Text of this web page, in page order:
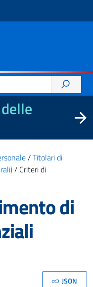
/Titolari di
/ Criteri di
di
JSON